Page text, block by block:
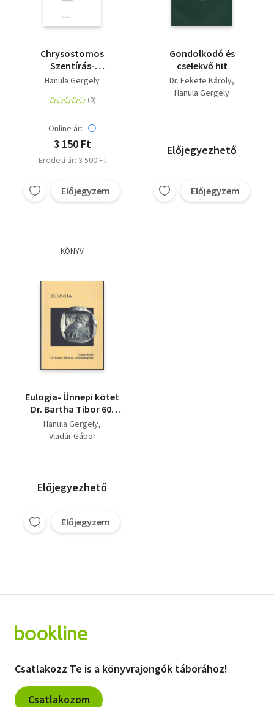
Chrysostomos
Szentírás-
magyarázata - A
a János
elmondott
homíliákban
Hanula Gergely
Online ár:
3 150 Ft
Eredeti ár: 3 500 Ft
Előjegyzem
Gondolkodó és
cselekvő hit
Dr. Fekete Károly
Hanula Gergely
Előjegyezhető
Előjegyzem
KÖNYV
Eulogia- Ünnepi kötet
Dr. Bartha Tibor 60.
születésnapjára
Hanula Gergely
Vladár Gábor
Előjegyezhető
Előjegyzem
Csatlakozz Te is a könyvrajongók táborához!
Csatlakozom